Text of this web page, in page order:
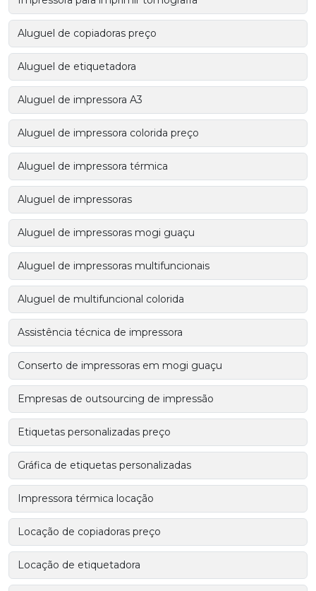
Aluguel de copiadoras preço
Aluguel de etiquetadora
Aluguel de impressora A3
Aluguel de impressora colorida preço
Aluguel de impressora térmica
Aluguel de impressoras
Aluguel de impressoras mogi guaçu
Aluguel de impressoras multifuncionais
Aluguel de multifuncional colorida
Assistência técnica de impressora
Conserto de impressoras em mogi guaçu
Empresas de outsourcing de impressão
Etiquetas personalizadas preço
Gráfica de etiquetas personalizadas
Impressora térmica locação
Locação de copiadoras preço
Locação de etiquetadora